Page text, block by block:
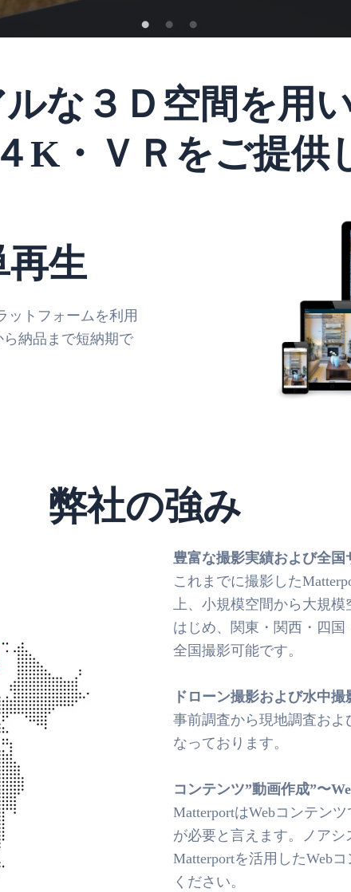
ルな３Ｄ空間を用
K・ＶＲをご提供
生
ットフォームを利用
納品まで短納期で
弊社の強み
豊富な撮影実績および全国
これまでに撮影した
上、小規模空間から大規
はじめ、関東・関西・四
全国撮影可能です。
ドローン撮影および水中
事前調査から現地調査お
なっております。
コンテンツ”動画作成”〜
MatterportはWebコンテン
が必要と言えます。ノアシ
Matterportを活用したWeb
ください。